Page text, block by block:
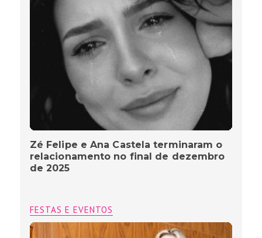
Zé Felipe e Ana Castela terminaram o
relacionamento no final de dezembro
de 2025
FESTAS E EVENTOS